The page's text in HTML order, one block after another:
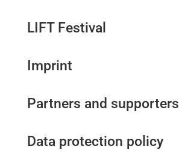
LIFT Festival
Imprint
Partners and supporters
Data protection policy